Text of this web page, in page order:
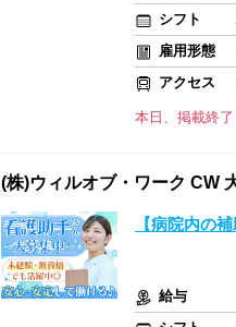
シフト
雇用形態
アクセス
本日、掲載終了
(株)ウィルオブ・ワーク CW
【病院内の
給与